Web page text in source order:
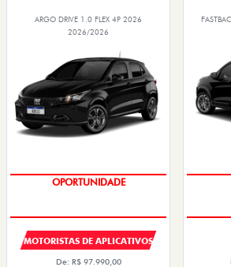
ARGO DRIVE 1.0 FLEX 4P 2026
2026/2026
OPORTUNIDADE
MOTORISTAS DE APLICATIVOS
De: R$ 97.990,00